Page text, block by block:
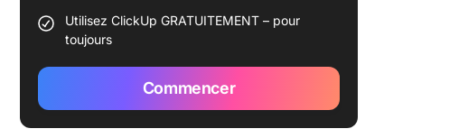
Utilisez ClickUp GRATUITEMENT – pour
toujours
Commencer